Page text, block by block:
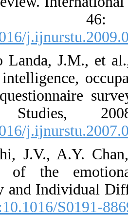
2009.
[DOI:10.1016/
6. Augusto Landa,
emotional
nurses: a
Nursing
[DOI:10.1016/
7. Ciarrochi, J.V.,
evaluation of
Personality and
561. [